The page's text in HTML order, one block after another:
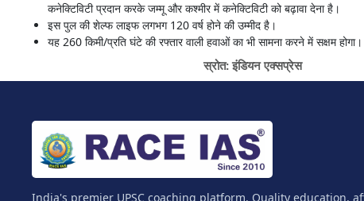
कनेक्टिविटी प्रदान करके जम्मू और कश्मीर में कनेक्टिविटी को बढ़ावा देना है।
इस पुल की शेल्फ लाइफ लगभग 120 वर्ष होने की उम्मीद है।
यह 260 किमी/प्रति घंटे की रफ्तार वाली हवाओं का भी सामना करने में सक्षम होगा।
स्रोत: इंडियन एक्सप्रेस
India's premier UPSC coaching platform. Quality education,